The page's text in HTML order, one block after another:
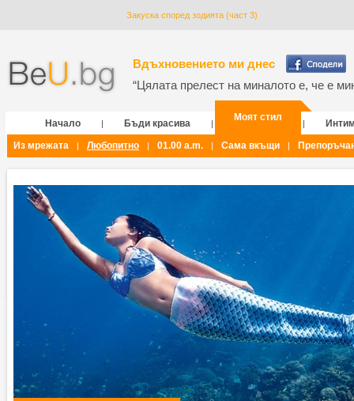
Закуска според зодията (част 3)
Вдъхновението ми днес
“Цялата прелест на миналото е, че е
Начало | Бъди красива |
Моят стил
|
Из мрежата
| Любопитно | 01.00 a.m. | Сама вкъщи |